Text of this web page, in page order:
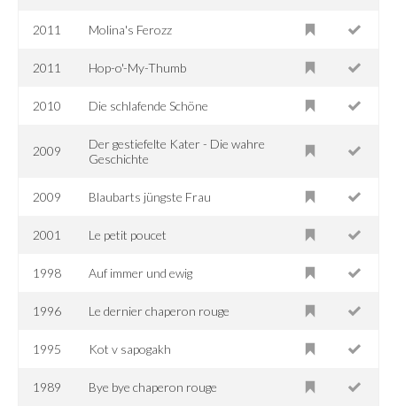
2011 Molina's Ferozz
2011 Hop-o'-My-Thumb
2010 Die schlafende Schöne
2009
Der gestiefelte Kater - Die wahre
Geschichte
2009 Blaubarts jüngste Frau
2001 Le petit poucet
1998 Auf immer und ewig
1996 Le dernier chaperon rouge
1995 Kot v sapogakh
1989 Bye bye chaperon rouge